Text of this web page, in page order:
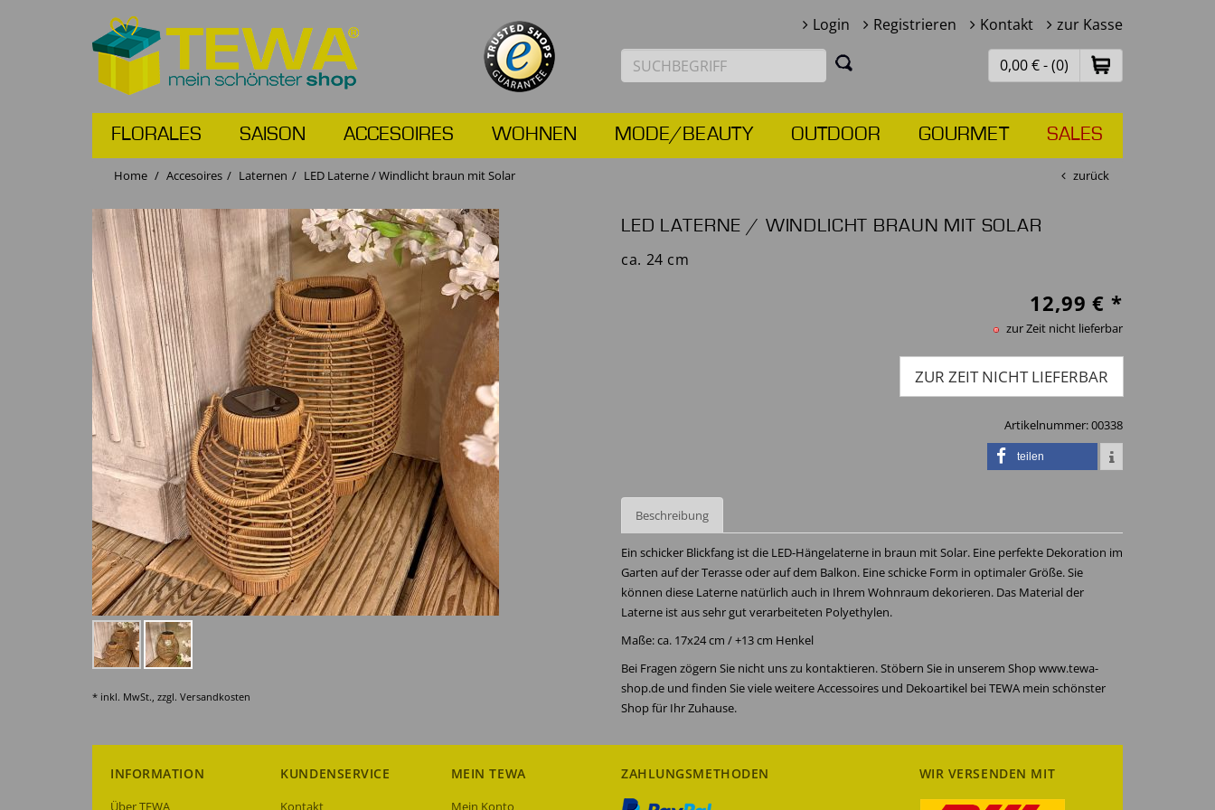
Login Registrieren Kontakt zur Kasse
0,00 € - (0)
FLORALES SAISON ACCESOIRES WOHNEN MODE/BEAUTY OUTDOOR GOURMET SALES
Home Accesoires Laternen LED Laterne / Windlicht braun mit Solar zurück
* inkl. MwSt., zzgl. Versandkosten
LED LATERNE / WINDLICHT BRAUN MIT SOLAR
ca. 24 cm
12,99 € *
zur Zeit nicht lieferbar
ZUR ZEIT NICHT LIEFERBAR
Artikelnummer:00338
teilen
Beschreibung
Ein schicker Blickfang ist die LED-Hängelaterne in braun mit Solar. Eine perfekte Dekoration im
Garten auf der Terasse oder auf dem Balkon. Eine schicke Form in optimaler Größe. Sie
können diese Laterne natürlich auch in Ihrem Wohnraum dekorieren. Das Material der
Laterne ist aus sehr gut verarbeiteten Polyethylen.
Maße: ca. 17x24 cm / +13 cm Henkel
Bei Fragen zögern Sie nicht uns zu kontaktieren. Stöbern Sie in unserem Shop www.tewa-
shop.de und finden Sie viele weitere Accessoires und Dekoartikel bei TEWA mein schönster
Shop für Ihr Zuhause.
INFORMATION
Über TEWA
KUNDENSERVICE
Kontakt
MEIN TEWA
Mein Konto
ZAHLUNGSMETHODEN WIR VERSENDEN MIT